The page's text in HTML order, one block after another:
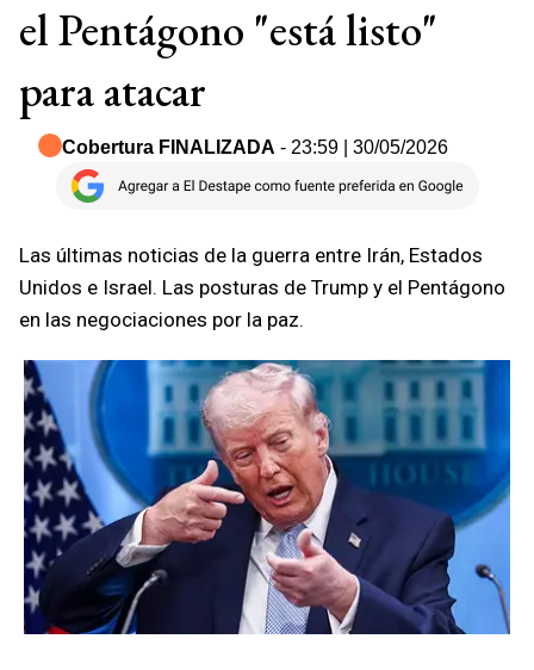
el Pentágono "está listo"
para atacar
Cobertura FINALIZADA - 23:59 | 30/05/2026
Las últimas noticias de la guerra entre Irán, Estados
Unidos e Israel. Las posturas de Trump y el Pentágono
en las negociaciones por la paz.